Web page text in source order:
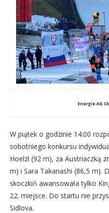
Energie AG
W piątek o godzinie 14:00
sobotniego konkursu
Hoelzl (92 m), za Austriaczką
m) i Sara Takanashi (86,5 m).
skoczkiń awansowała tylko
22. miejsce. Do startu nie
Sidlova.